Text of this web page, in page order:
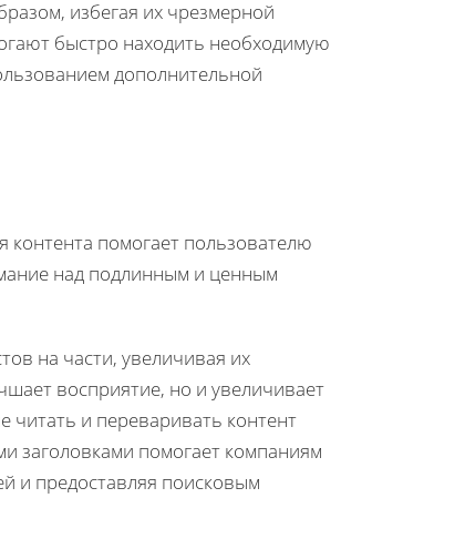
избегая их чрезмерной
быстро находить необходимую
дополнительной
контента помогает пользователю
над подлинным и ценным
на части, увеличивая их
восприятие, но и увеличивает
читать и переваривать контент
заголовками помогает компаниям
и предоставляя поисковым